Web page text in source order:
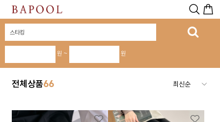
원 ~ 원
전체상품66